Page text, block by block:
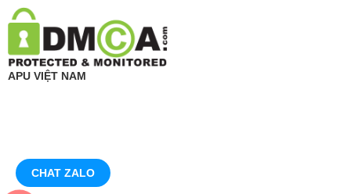
APU VIỆT NAM
CHAT ZALO